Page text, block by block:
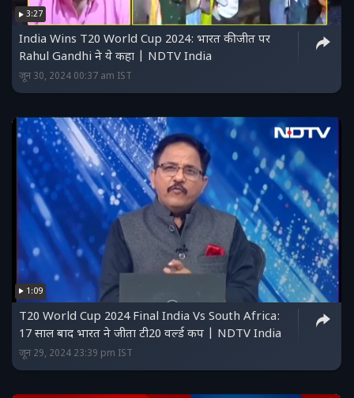
3:27
India Wins T20 World Cup 2024: भारत की जीत पर
Rahul Gandhi ने ये कहा | NDTV India
जून 30, 2024 00:37 am IST
1:09
T20 World Cup 2024 Final India Vs South Africa:
17 साल बाद भारत ने जीता टी20 वर्ल्ड कप | NDTV India
जून 29, 2024 23:39 pm IST